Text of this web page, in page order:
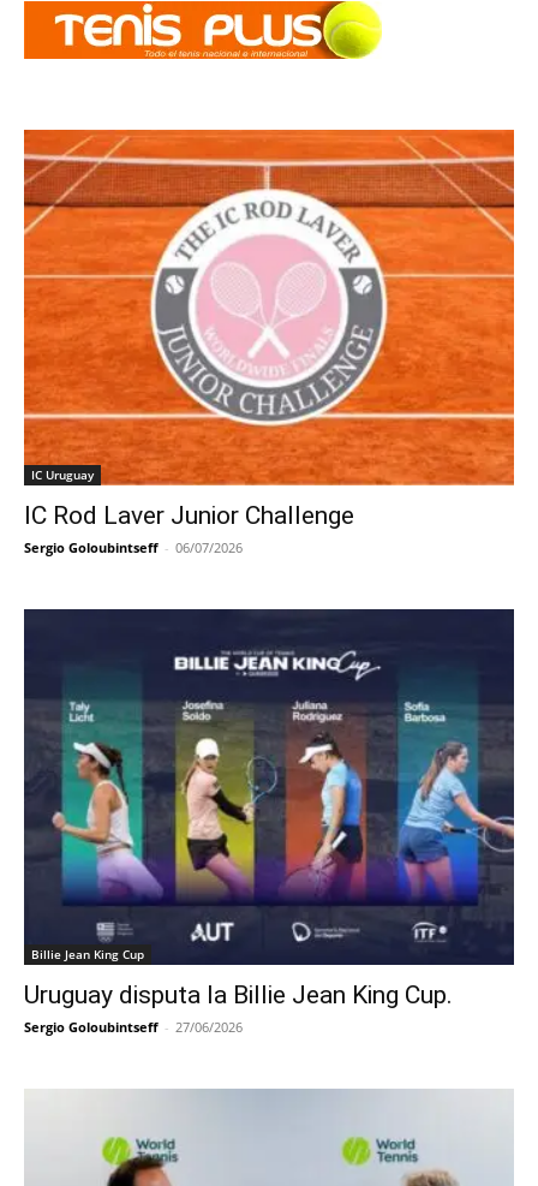
IC Uruguay
IC Rod Laver Junior Challenge
Sergio Goloubintseff - 06/07/2026
Billie Jean King Cup
Uruguay disputa la Billie Jean King Cup.
Sergio Goloubintseff - 27/06/2026